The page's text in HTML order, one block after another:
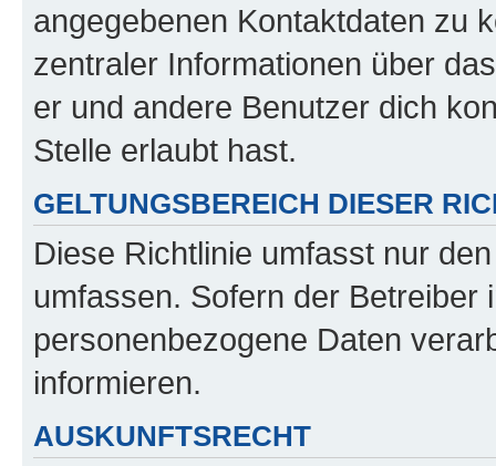
angegebenen Kontaktdaten zu
zentraler Informationen über
er und andere Benutzer dich
Stelle erlaubt hast.
GELTUNGSBEREICH DIESER
Diese Richtlinie umfasst nur
umfassen. Sofern der
personenbezogene Daten
informieren.
AUSKUNFTSRECHT